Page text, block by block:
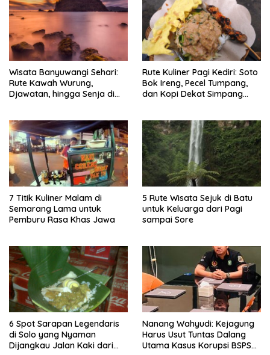
Wisata Banyuwangi Sehari:
Rute Kawah Wurung,
Djawatan, hingga Senja di
Rute Kuliner Pagi Kediri: Soto
Bok Ireng, Pecel Tumpang,
dan Kopi Dekat Simpang
7 Titik Kuliner Malam di
Semarang Lama untuk
Pemburu Rasa Khas Jawa
5 Rute Wisata Sejuk di Batu
untuk Keluarga dari Pagi
sampai Sore
6 Spot Sarapan Legendaris
di Solo yang Nyaman
Dijangkau Jalan Kaki dari
Nanang Wahyudi: Kejagung
Harus Usut Tuntas Dalang
Utama Kasus Korupsi BSPS